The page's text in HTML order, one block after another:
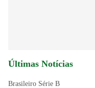
Últimas Notícias
Brasileiro Série B